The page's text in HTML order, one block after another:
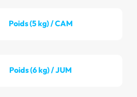
Poids (5 kg) / CAM
Poids (6 kg) / JUM